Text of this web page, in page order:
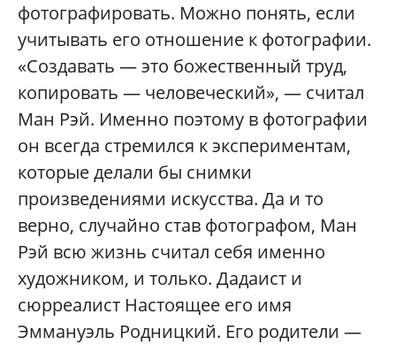
фотографировать. Можно понять, если
учитывать его отношение к фотографии.
«Создавать — это божественный труд,
копировать — человеческий», — считал
Ман Рэй. Именно поэтому в фотографии
он всегда стремился к экспериментам,
которые делали бы снимки
произведениями искусства. Да и то
верно, случайно став фотографом, Ман
Рэй всю жизнь считал себя именно
художником, и только. Дадаист и
сюрреалист Настоящее его имя
Эммануэль Родницкий. Его родители —